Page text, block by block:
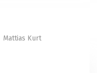
Mattias Kurt